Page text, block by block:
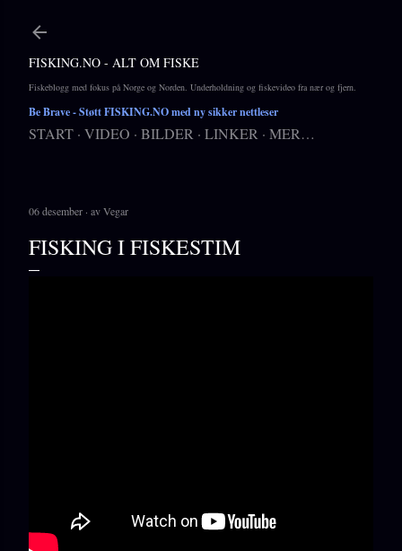
FISKING.NO - ALT OM FISKE
Fiskeblogg med fokus på Norge og Norden. Underholdning og fiskevideo fra nær og fjern.
Be Brave- Støtt FISKING.NO med ny sikker nettleser
START VIDEO BILDER LINKER MER…
06 desember avVegar
FISKING I FISKESTIM